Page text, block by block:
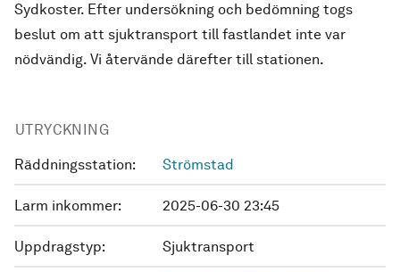
Sydkoster. Efter undersökning och bedömning togs
beslut om att sjuktransport till fastlandet inte var
nödvändig. Vi återvände därefter till stationen.
UTRYCKNING
Räddningsstation: Strömstad
Larm inkommer: 2025-06-30 23:45
Uppdragstyp: Sjuktransport